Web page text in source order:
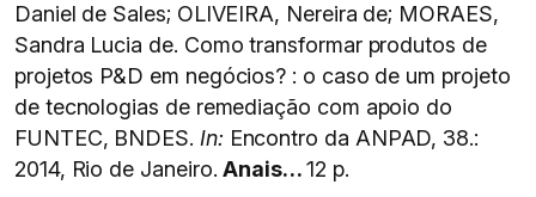
Daniel de Sales; OLIVEIRA, Nereira de; MORAES,
Sandra Lucia de. Como transformar produtos de
projetos P&D em negócios? : o caso de um projeto
de tecnologias de remediação com apoio do
FUNTEC, BNDES. In: Encontro da ANPAD, 38.:
2014, Rio de Janeiro.Anais…12 p.